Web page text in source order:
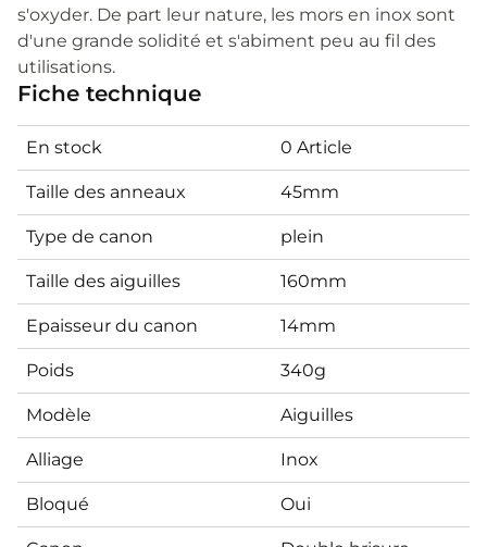
s'oxyder. De part leur nature, les mors en inox sont
d'une grande solidité et s'abiment peu au fil des
utilisations.
Fiche technique
En stock 0 Article
Taille des anneaux 45mm
Type de canon plein
Taille des aiguilles 160mm
Epaisseur du canon 14mm
Poids 340g
Modèle Aiguilles
Alliage Inox
Bloqué Oui